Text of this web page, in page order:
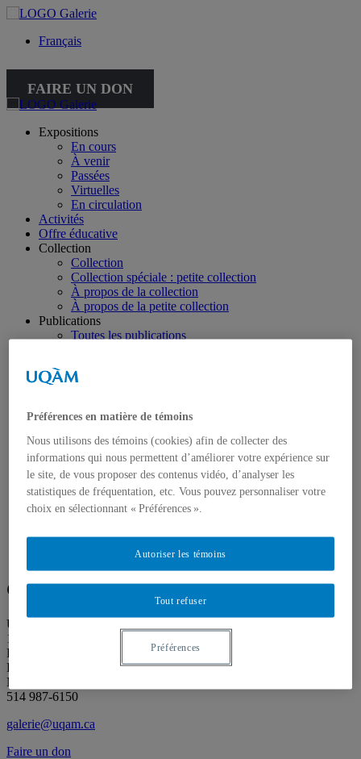
Français
FAIRE UN DON
Expositions
En cours
À venir
Passées
Virtuelles
En circulation
Activités
Offre éducative
Collection
Collection
Collection spéciale : petite collection
À propos de la collection
À propos de la petite collection
Publications
Toutes les publications
Actualités
Contact
Mandat
Historique
Équipe
Proposition de projet
Partenaires
Plan des salles
Recherche
Galerie de l’UQAM
Université du Québec à Montréal
1400 rue Berri
Pavillon Judith-Jasmin
Local J-R120
Montréal (QC) Canada
514 987-6150
galerie@uqam.ca
Faire un don
Préférences en matière de témoins
Nous utilisons des témoins (cookies) afin de collecter des
informations qui nous permettent d’améliorer votre expérience sur
le site, de vous proposer des contenus vidéo, d’analyser les
statistiques de fréquentation, etc. Vous pouvez personnaliser votre
choix en sélectionnant « Préférences ».
Tout refuser
Autoriser les témoins
Préférences